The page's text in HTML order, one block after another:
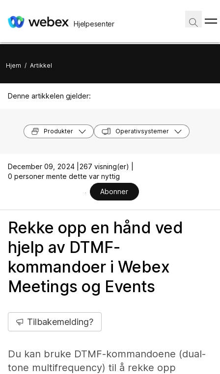
Hjelpesenter
Hjem / Artikkel
Denne artikkelen gjelder:
Produkter Operativsystemer
December 09, 2024 |
267 visning(er) |
0 personer mente dette var nyttig
Abonner
Rekke opp en hånd ved
hjelp av DTMF-
kommandoer i Webex
Meetings og Events
Tilbakemelding?
Du kan bruke DTMF-kommandoene (dual-
tone multifrequency) til å rekke opp